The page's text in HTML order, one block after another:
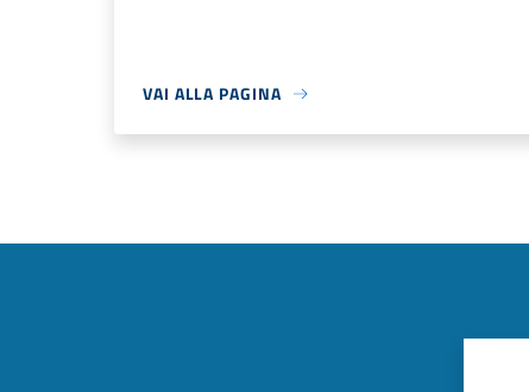
VAI ALLA PAGINA